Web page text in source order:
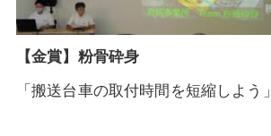
【金賞】 粉骨砕身
「搬送台車の取付時間を短縮しよう」